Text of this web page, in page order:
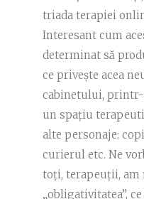
triada terapiei
Interesant cum
determinat să
ce privește acea
cabinetului,
un spațiu
alte personaje:
curierul etc. Ne
toți, terapeuții, am
„obligativitatea”,